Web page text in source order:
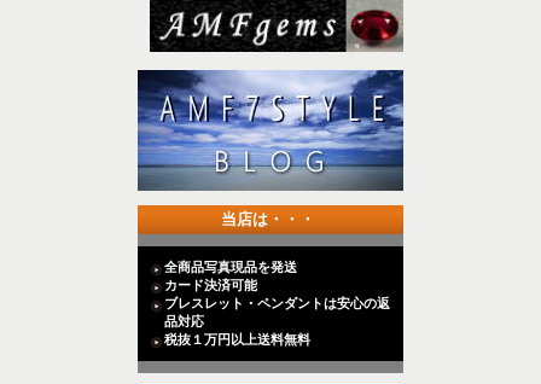
当店は・・・
全商品写真現品を発送
カード決済可能
ブレスレット・ペンダントは安心の返
品対応
税抜１万円以上送料無料